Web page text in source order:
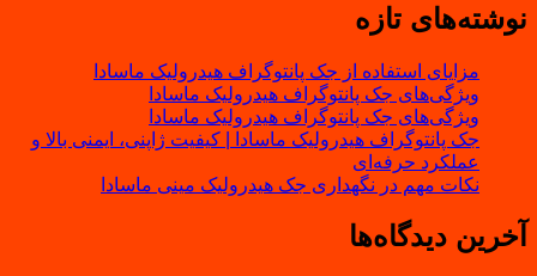
نوشته‌های تازه
مزایای استفاده از جک پانتوگراف هیدرولیک ماسادا
ویژگی‌های جک پانتوگراف هیدرولیک ماسادا
ویژگی‌های جک پانتوگراف هیدرولیک ماسادا
جک پانتوگراف هیدرولیک ماسادا | کیفیت ژاپنی، ایمنی بالا و
عملکرد حرفه‌ای
نکات مهم در نگهداری جک هیدرولیک مینی ماسادا
آخرین دیدگاه‌ها